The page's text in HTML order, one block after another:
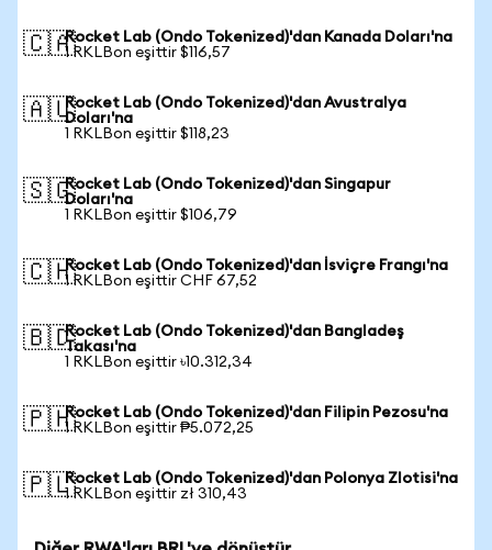
🇨🇦Rocket Lab (Ondo Tokenized)'dan Kanada Doları'na
1 RKLBon eşittir $116,57
🇦🇺Rocket Lab (Ondo Tokenized)'dan Avustralya
Doları'na
1 RKLBon eşittir $118,23
🇸🇬Rocket Lab (Ondo Tokenized)'dan Singapur
Doları'na
1 RKLBon eşittir $106,79
🇨🇭Rocket Lab (Ondo Tokenized)'dan İsviçre Frangı'na
1 RKLBon eşittir CHF 67,52
🇧🇩Rocket Lab (Ondo Tokenized)'dan Bangladeş
Takası'na
1 RKLBon eşittir ৳10.312,34
🇵🇭Rocket Lab (Ondo Tokenized)'dan Filipin Pezosu'na
1 RKLBon eşittir ₱5.072,25
🇵🇱Rocket Lab (Ondo Tokenized)'dan Polonya Zlotisi'na
1 RKLBon eşittir zł 310,43